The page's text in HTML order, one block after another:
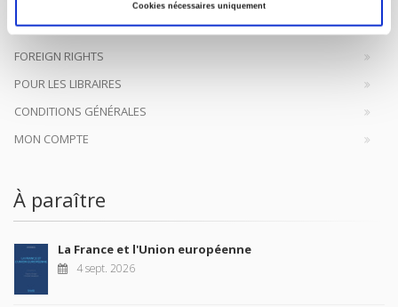
Cookies nécessaires uniquement
CONTACTS
FOREIGN RIGHTS
POUR LES LIBRAIRES
CONDITIONS GÉNÉRALES
MON COMPTE
À paraître
La France et l'Union européenne
4 sept. 2026